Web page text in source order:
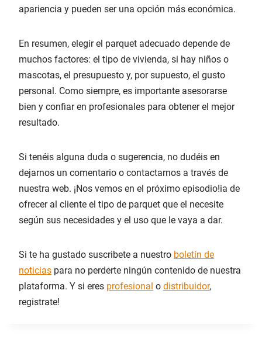
apariencia y pueden ser una opción más económica.
En resumen, elegir el parquet adecuado depende de
muchos factores: el tipo de vivienda, si hay niños o
mascotas, el presupuesto y, por supuesto, el gusto
personal. Como siempre, es importante asesorarse
bien y confiar en profesionales para obtener el mejor
resultado.
Si tenéis alguna duda o sugerencia, no dudéis en
dejarnos un comentario o contactarnos a través de
nuestra web. ¡Nos vemos en el próximo episodio!ia de
ofrecer al cliente el tipo de parquet que el necesite
según sus necesidades y el uso que le vaya a dar.
Si te ha gustado suscribete a nuestro boletín de
noticias para no perderte ningún contenido de nuestra
plataforma. Y si eres profesional o distribuidor,
registrate!